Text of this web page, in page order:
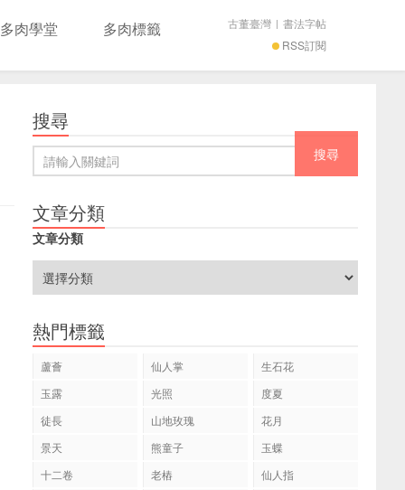
多肉學堂 多肉標籤
RSS訂閱
古董臺灣 | 書法字帖
搜尋
文章分類
文章分類
熱門標籤
蘆薈 仙人掌
生石花
玉露
光照
度夏
徒長
山地玫瑰
花月
景天
熊童子
玉蝶
十二卷
老樁
仙人指